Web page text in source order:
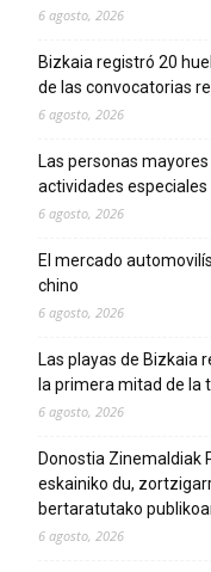
6 agosto, 2026
Bizkaia registró 20
de las convocatorias
6 agosto, 2026
Las personas
actividades
6 agosto, 2026
El mercado
chino
6 agosto, 2026
Las playas de Bizkaia
la primera mitad de la
6 agosto, 2026
Donostia Zinemaldiak
eskainiko du,
bertaratutako
6 agosto, 2026